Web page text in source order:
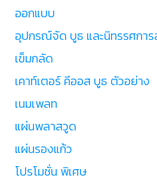
ออกแบบ
อุปกรณ์จัด บูธ และนิทรรศการ
เข็มกลัด
เคาท์เตอร์ คีออส บูธ ตัวอย่าง
เนมเพลท
แผ่นพลาสวูด
แผ่นรองแก้ว
โปรโมชั่น พิเศษ